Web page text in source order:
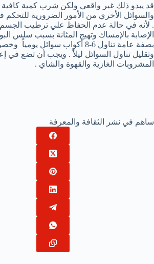
قد يبدو ذلك غير واقعي ولكن شرب كمية كافية
والسوائل الأخري من الأمور الضرورية
. لأنه في حالة عدم الحفاظ علي ترطيب
الإصابة بالإمساك وتهيج المثانة بسبب سلس
بصفة عامة تناول 6-8 أكواب سوائل
وتقليل تناول السوائل ليلاً . ويجب أن تضع في
المشروبات الغازية والقهوة والشاي .
ساهم في نشر الثقافة والمعرفة